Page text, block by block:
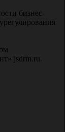
бизнес-
jsdrm.ru.